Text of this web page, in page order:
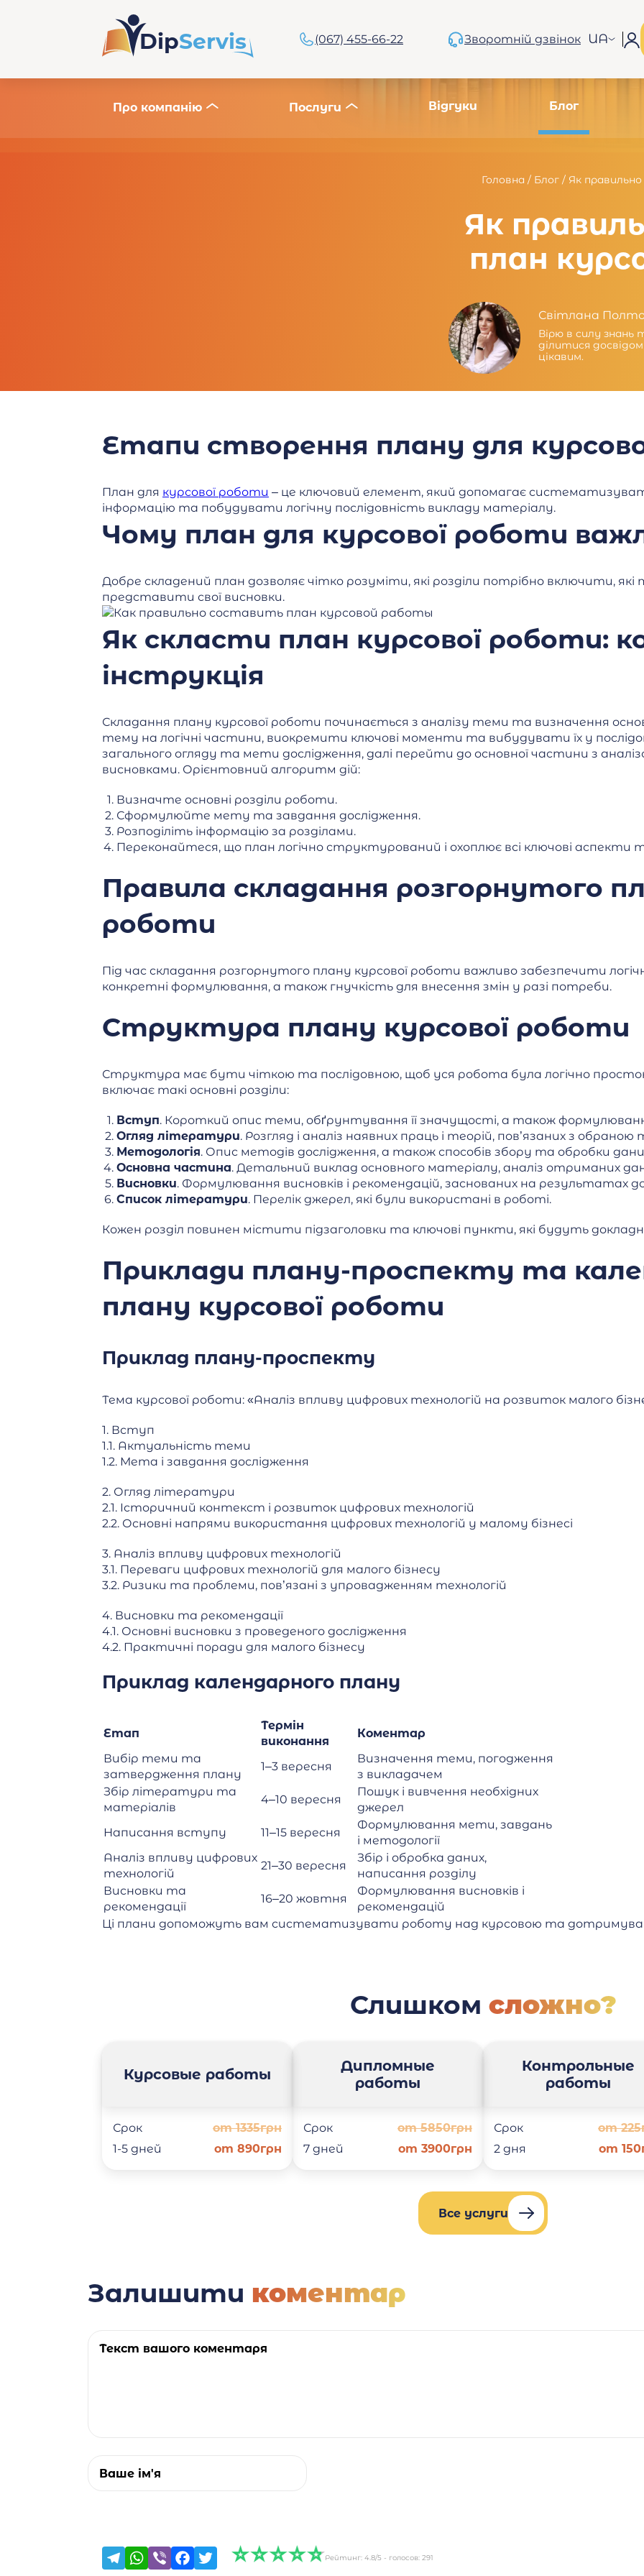
DipServis (067) 455-66-22 Зворотній дзвінок UA
Про компанію Послуги Відгуки Блог
Головна / Блог/ Як
Як
план
Світлана
Вірю в силу
ділитися
цікавим.
Етапи створення плану для
План для курсової роботи – це ключовий елемент, який допомагає
інформацію та побудувати логічну послідовність викладу матеріалу.
Чому план для курсової роботи
Добре складений план дозволяє чітко розуміти, які розділи потрібно включити,
представити свої висновки.
Як скласти план курсової роботи:
інструкція
Складання плану курсової роботи починається з аналізу теми та визначення
тему на логічні частини, виокремити ключові моменти та вибудувати їх у
загального огляду та мети дослідження, далі перейти до основної частини з
висновками. Орієнтовний алгоритм дій:
Визначте основні розділи роботи.
Сформулюйте мету та завдання дослідження.
Розподіліть інформацію за розділами.
Переконайтеся, що план логічно структурований і охоплює всі ключові аспекти
Правила складання розгорнутого
роботи
Під час складання розгорнутого плану курсової роботи важливо забезпечити
конкретні формулювання, а також гнучкість для внесення змін у разі потреби.
Структура плану курсової роботи
Структура має бути чіткою та послідовною, щоб уся робота була логічно
включає такі основні розділи:
Вступ. Короткий опис теми, обґрунтування її значущості, а також
Огляд літератури. Розгляд і аналіз наявних праць і теорій, пов’язаних з
Методологія. Опис методів дослідження, а також способів збору та обробки
Основна частина. Детальний виклад основного матеріалу, аналіз отриманих
Висновки. Формулювання висновків і рекомендацій, заснованих на результатах
Список літератури. Перелік джерел, які були використані в роботі.
Кожен розділ повинен містити підзаголовки та ключові пункти, які будуть
Приклади плану-проспекту та
плану курсової роботи
Приклад плану-проспекту
Тема курсової роботи: «Аналіз впливу цифрових технологій на розвиток малого
1. Вступ
1.1. Актуальність теми
1.2. Мета і завдання дослідження
2. Огляд літератури
2.1. Історичний контекст і розвиток цифрових технологій
2.2. Основні напрями використання цифрових технологій у малому бізнесі
3. Аналіз впливу цифрових технологій
3.1. Переваги цифрових технологій для малого бізнесу
3.2. Ризики та проблеми, пов’язані з упровадженням технологій
4. Висновки та рекомендації
4.1. Основні висновки з проведеного дослідження
4.2. Практичні поради для малого бізнесу
Приклад календарного плану
Етап
Термін
виконання
Коментар
Вибір теми та
затвердження плану
1–3 вересня
Визначення теми, погодження
з викладачем
Збір літератури та
матеріалів
4–10 вересня
Пошук і вивчення необхідних
джерел
Написання вступу
11–15 вересня
Формулювання мети, завдань
і методології
Аналіз впливу цифрових
технологій
21–30 вересня
Збір і обробка даних,
написання розділу
Висновки та
рекомендації
16–20 жовтня
Формулювання висновків і
рекомендацій
Ці плани допоможуть вам систематизувати роботу над курсовою та
Слишком сложно?
Курсовые работы
Срок
1-5 дней
от 1335грн
от 890грн
Дипломные
работы
Срок
7 дней
от 5850грн
от 3900грн
Контрольные
работы
Срок
2 дня
от
от
Все услуги
Залишити коментар
Рейтинг: 4.8/5 - голосов: 291